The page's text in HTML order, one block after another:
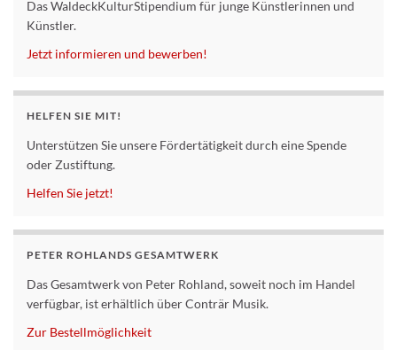
Das WaldeckKulturStipendium für junge Künstlerinnen und
Künstler.
Jetzt informieren und bewerben!
HELFEN SIE MIT!
Unterstützen Sie unsere Fördertätigkeit durch eine Spende
oder Zustiftung.
Helfen Sie jetzt!
PETER ROHLANDS GESAMTWERK
Das Gesamtwerk von Peter Rohland, soweit noch im Handel
verfügbar, ist erhältlich über Conträr Musik.
Zur Bestellmöglichkeit